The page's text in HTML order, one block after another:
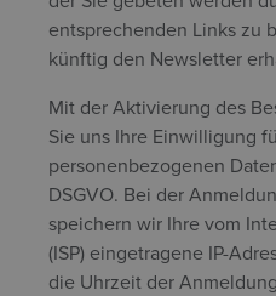
entsprechenden Links zu
künftig den Newsletter
Mit der Aktivierung des
Sie uns Ihre Einwilligung
personenbezogenen
DSGVO. Bei der
speichern wir Ihre vom
(ISP) eingetragene IP-
die Uhrzeit der